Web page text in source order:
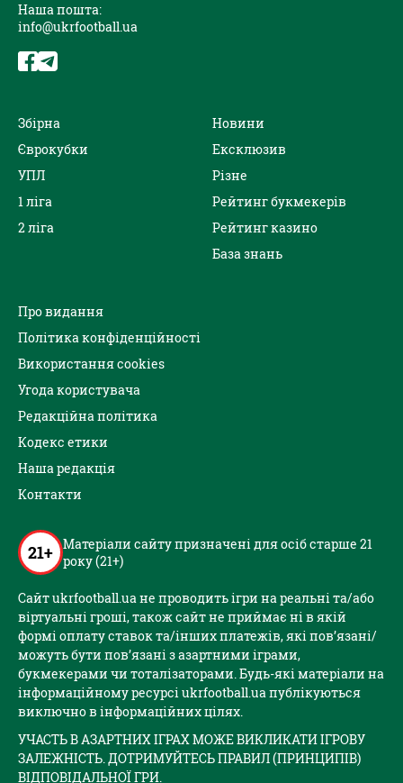
Наша пошта:
info@ukrfootball.ua
Збірна
Єврокубки
УПЛ
1 ліга
2 ліга
Новини
Ексклюзив
Різне
Рейтинг букмекерів
Рейтинг казино
База знань
Про видання
Політика конфіденційності
Використання cookies
Угода користувача
Редакційна політика
Кодекс етики
Наша редакція
Контакти
21+ Матеріали сайту призначені для осіб старше 21
року (21+)
Сайт ukrfootball.ua не проводить ігри на реальні та/або
віртуальні гроші, також сайт не приймає ні в якій
формі оплату ставок та/інших платежів, які пов’язані/
можуть бути пов’язані з азартними іграми,
букмекерами чи тоталізаторами. Будь-які матеріали на
інформаційному ресурсі ukrfootball.ua публікуються
виключно в інформаційних цілях.
УЧАСТЬ В АЗАРТНИХ ІГРАХ МОЖЕ ВИКЛИКАТИ ІГРОВУ
ЗАЛЕЖНІСТЬ. ДОТРИМУЙТЕСЬ ПРАВИЛ (ПРИНЦИПІВ)
ВІДПОВІДАЛЬНОЇ ГРИ.